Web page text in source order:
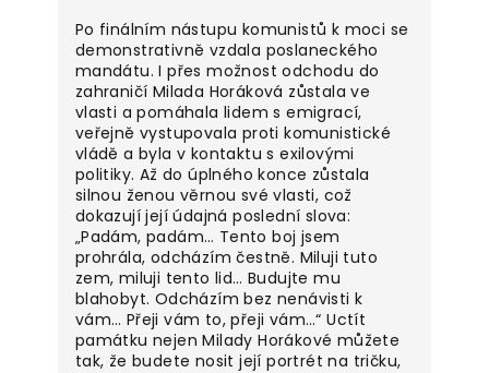
Po finálním nástupu komunistů k moci se
demonstrativně vzdala poslaneckého
mandátu. I přes možnost odchodu do
zahraničí Milada Horáková zůstala ve
vlasti a pomáhala lidem s emigrací,
veřejně vystupovala proti komunistické
vládě a byla v kontaktu s exilovými
politiky. Až do úplného konce zůstala
silnou ženou věrnou své vlasti, což
dokazují její údajná poslední slova:
„Padám, padám… Tento boj jsem
prohrála, odcházím čestně. Miluji tuto
zem, miluji tento lid… Budujte mu
blahobyt. Odcházím bez nenávisti k
vám… Přeji vám to, přeji vám…“ Uctít
památku nejen Milady Horákové můžete
tak, že budete nosit její portrét na tričku,